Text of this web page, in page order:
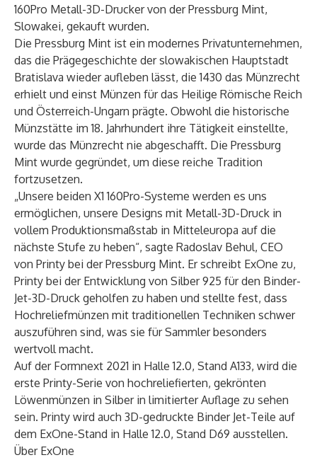
160Pro Metall-3D-Drucker von der Pressburg Mint,
Slowakei, gekauft wurden.
Die Pressburg Mint ist ein modernes Privatunternehmen,
das die Prägegeschichte der slowakischen Hauptstadt
Bratislava wieder aufleben lässt, die 1430 das Münzrecht
erhielt und einst Münzen für das Heilige Römische Reich
und Österreich-Ungarn prägte. Obwohl die historische
Münzstätte im 18. Jahrhundert ihre Tätigkeit einstellte,
wurde das Münzrecht nie abgeschafft. Die Pressburg
Mint wurde gegründet, um diese reiche Tradition
fortzusetzen.
„Unsere beiden X1 160Pro-Systeme werden es uns
ermöglichen, unsere Designs mit Metall-3D-Druck in
vollem Produktionsmaßstab in Mitteleuropa auf die
nächste Stufe zu heben“, sagte Radoslav Behul, CEO
von Printy bei der Pressburg Mint. Er schreibt ExOne zu,
Printy bei der Entwicklung von Silber 925 für den Binder-
Jet-3D-Druck geholfen zu haben und stellte fest, dass
Hochreliefmünzen mit traditionellen Techniken schwer
auszuführen sind, was sie für Sammler besonders
wertvoll macht.
Auf der Formnext 2021 in Halle 12.0, Stand A133, wird die
erste Printy-Serie von hochreliefierten, gekrönten
Löwenmünzen in Silber in limitierter Auflage zu sehen
sein. Printy wird auch 3D-gedruckte Binder Jet-Teile auf
dem ExOne-Stand in Halle 12.0, Stand D69 ausstellen.
Über ExOne